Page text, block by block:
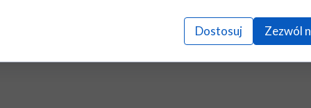
04/10/2023 do 08/11/2023
Dostosuj Zezwól